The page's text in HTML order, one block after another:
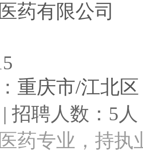
药有限公司
重庆市/江北区
招聘人数：5人
药专业，持执